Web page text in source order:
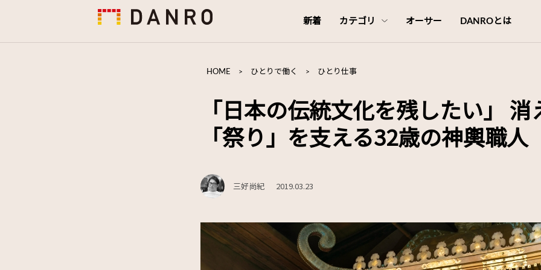
新着 カテゴリ オーサー DANROとは
HOME > ひとりで働く > ひとり仕事
「日本の伝統文化を残したい」
「祭り」を支える32歳の神輿職人
三好尚紀 2019.03.23